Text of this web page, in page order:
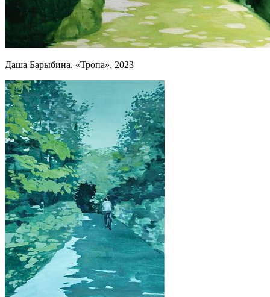
Даша Барыбина. «Тропа», 2023